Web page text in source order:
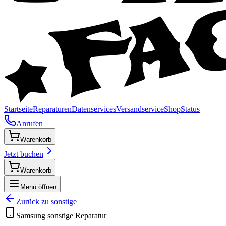
StartseiteReparaturenDatenservicesVersandserviceShopStatus
Anrufen
Warenkorb
Jetzt buchen
Warenkorb
Menü öffnen
Zurück zu sonstige
Samsung sonstige Reparatur